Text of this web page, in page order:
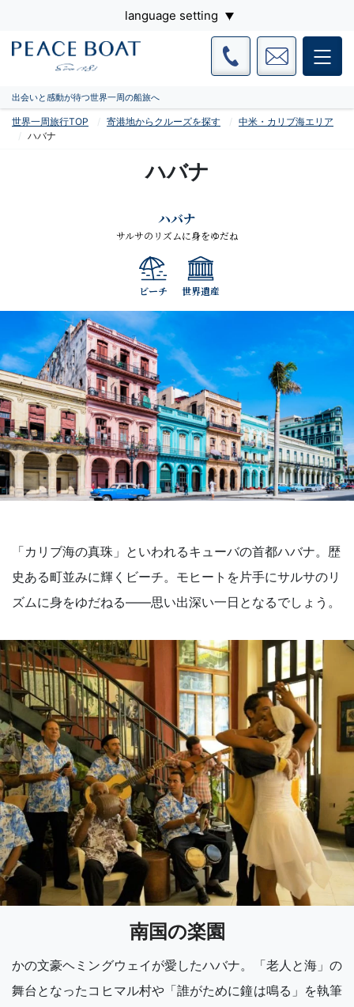
language setting
出会いと感動が待つ世界一周の船旅へ
世界一周旅行TOP 寄港地からクルーズを探す
中米・カリブ海エリア
ハバナ
ハバナ
ハバナ
サルサのリズムに身をゆだね
ビーチ 世界遺産
「カリブ海の真珠」といわれるキューバの首都ハバナ。歴
史ある町並みに輝くビーチ。モヒートを片手にサルサのリ
ズムに身をゆだねる――思い出深い一日となるでしょう。
南国の楽園
かの文豪ヘミングウェイが愛したハバナ。「老人と海」の
舞台となったコヒマル村や「誰がために鐘は鳴る」を執筆